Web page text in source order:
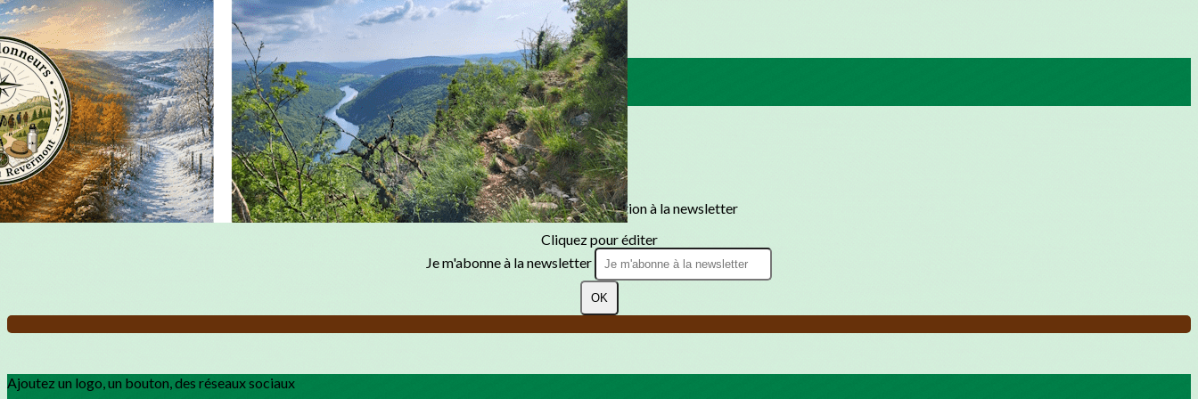
Exporter les lignes sélectionnées
Exporter toutes les colonnes
Exporter uniquement les colonnes affichées
Menu
?>
Images de la page d'accueil
Cliquez pour éditer
Texte, bouton et/ou inscription à la newsletter
Cliquez pour éditer
Je m'abonne à la newsletter
OK
Ajoutez un logo, un bouton, des réseaux sociaux